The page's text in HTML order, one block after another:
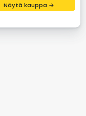
Näytä kauppa →